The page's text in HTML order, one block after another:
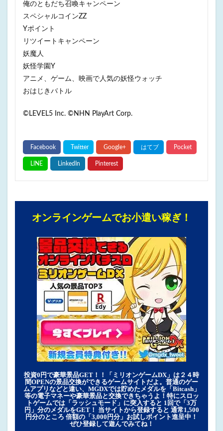
俺のともだち召喚キャンペーン
スペシャルコインZZ
Yポイント
リツイートキャンペーン
妖魔人
妖怪学園Y
アニメ、ゲーム、映画で人気の妖怪ウォッチ
おはじきバトル
©LEVEL5 Inc. ©NHN PlayArt Corp.
オンラインゲームでお小遣い稼ぎ！
投資0円で豪華景品GET！！「ミリオンゲームDX」は２４時
間OPENの景品交換ができるゲームサイトだよ。普通のゲー
ムアプリなどと違い、MGDXでは貯めたメダルを「Bitcash」
等の電子マネーや豪華景品と交換できちゃうよ！特にスロッ
トゲームでは「ラッシュモード」に突入すると 1回で「3万
円」分のメダルをGET！ 当サイトから登録すると 通常1,500
円分のところ 倍額の「3,000円分」お試しポイント進呈中！
ぜひ登録して遊んでみてね！